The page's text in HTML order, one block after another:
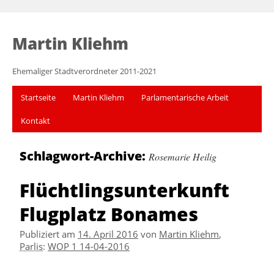
Martin Kliehm
Ehemaliger Stadtverordneter 2011-2021
Startseite Martin Kliehm Parlamentarische Arbeit
Kontakt
Schlagwort-Archive: Rosemarie Heilig
Flüchtlingsunterkunft
Flugplatz Bonames
Publiziert am 14. April 2016 von Martin Kliehm,
Parlis: WOP 1 14-04-2016